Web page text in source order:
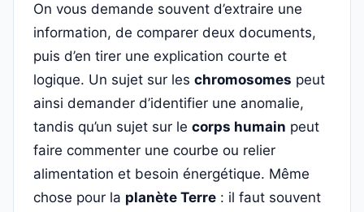
On vous demande souvent d’extraire une
information, de comparer deux documents,
puis d’en tirer une explication courte et
logique. Un sujet sur les chromosomes peut
ainsi demander d’identifier une anomalie,
tandis qu’un sujet sur le corps humain peut
faire commenter une courbe ou relier
alimentation et besoin énergétique. Même
chose pour la planète Terre : il faut souvent